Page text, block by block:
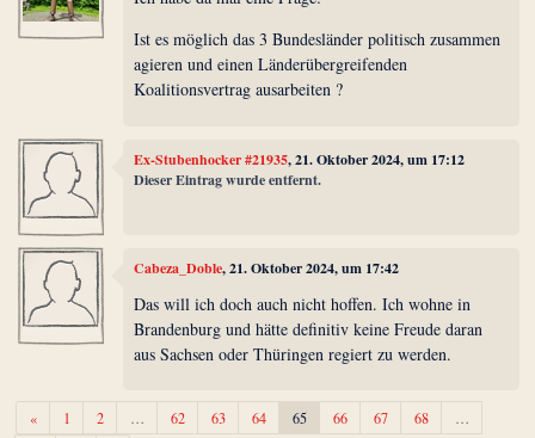
Ist es möglich das 3 Bundesländer politisch zusammen
agieren und einen Länderübergreifenden
Koalitionsvertrag ausarbeiten ?
Ex-Stubenhocker #21935, 21. Oktober 2024, um 17:12
Dieser Eintrag wurde entfernt.
Cabeza_Doble, 21. Oktober 2024, um 17:42
Das will ich doch auch nicht hoffen. Ich wohne in
Brandenburg und hätte definitiv keine Freude daran
aus Sachsen oder Thüringen regiert zu werden.
«Zurück1 2 … 62 63 64 65 66 67 68
…